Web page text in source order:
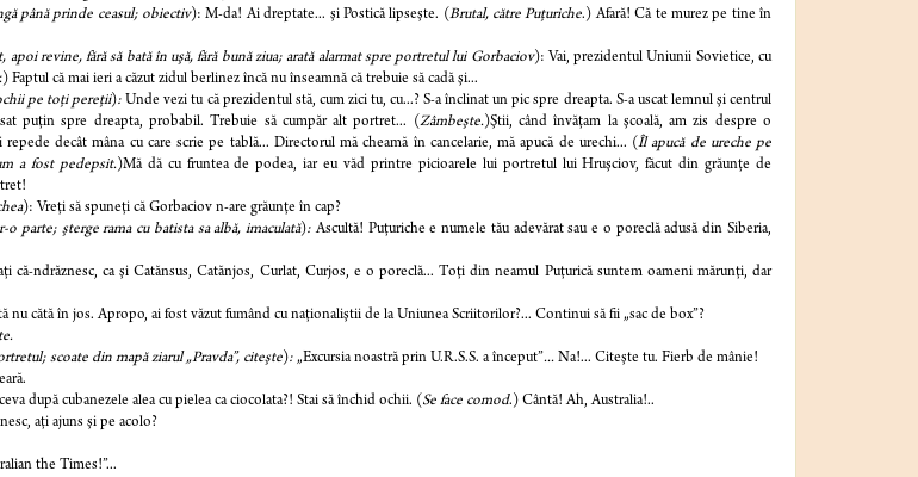
până prinde ceasul; obiectiv): M-da! Ai dreptate... şi Postică lipseşte. (Brutal, către Puţuriche.) Afară! Că te murez pe tine în
apoi revine, fără să bată în uşă, fără bună ziua; arată alarmat spre portretul lui Gorbaciov): Vai, prezidentul Uniunii Sovietice, cu
) Faptul că mai ieri a căzut zidul berlinez încă nu înseamnă că trebuie să cadă şi...
pe toţi pereţii): Unde vezi tu că prezidentul stă, cum zici tu, cu...? S-a înclinat un pic spre dreapta. S-a uscat lemnul şi centrul
puţin spre dreapta, probabil. Trebuie să cumpăr alt portret... (Zâmbeşte.)Ştii, când învăţam la şcoală, am zis despre o
decât mâna cu care scrie pe tablă... Directorul mă cheamă în cancelarie, mă apucă de urechi... (Îl apucă de ureche pe
a fost pedepsit.)Mă dă cu fruntea de podea, iar eu văd printre picioarele lui portretul lui Hruşciov, făcut din grăunţe de
): Vreţi să spuneţi că Gorbaciov n-are grăunţe în cap?
parte; şterge rama cu batista sa albă, imaculată):Ascultă! Puţuriche e numele tău adevărat sau e o poreclă adusă din Siberia,
că-ndrăznesc, ca şi Catănsus, Catănjos, Curlat, Curjos, e o poreclă... Toţi din neamul Puţurică suntem oameni mărunţi, dar
nu cătă în jos. Apropo, ai fost văzut fumând cu naţionaliştii de la Uniunea Scriitorilor?... Continui să fii „sac de box”?
scoate din mapă ziarul „Pravda”, citeşte):„Excursia noastră prin U.R.S.S. a început”... Na!... Citeşte tu. Fierb de mânie!
după cubanezele alea cu pielea ca ciocolata?! Stai să închid ochii. ( Se face comod.) Cântă! Ah, Australia!..
aţi ajuns şi pe acolo?
the Times!”...